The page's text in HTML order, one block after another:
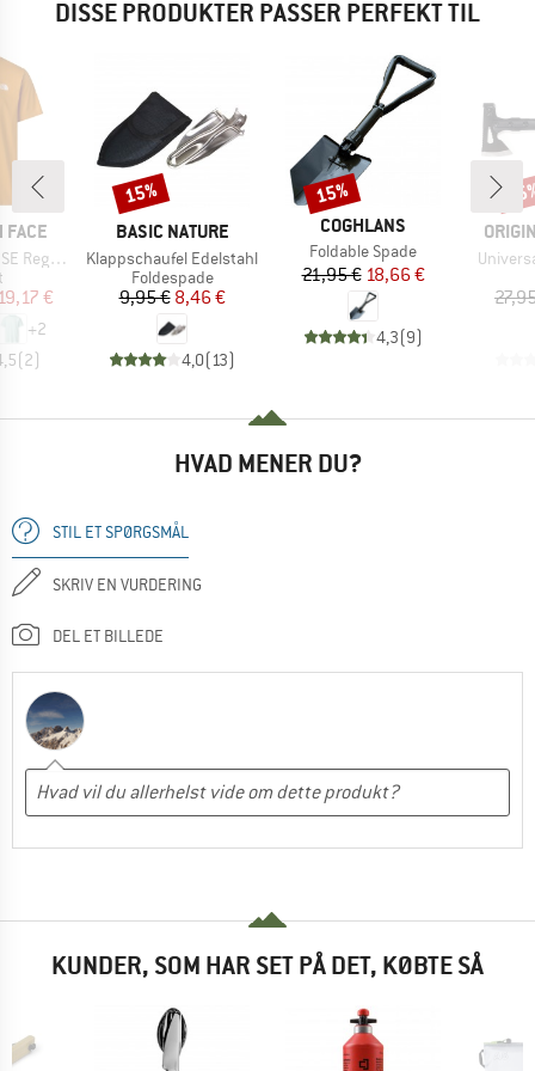
DISSE PRODUKTER PASSER PERFEKT TIL
FACE
Sleeve
pris
€
+2
(2)
MÆRKE
BASIC NATURE
Artikel
Klappschaufel Edelstahl
Produktgruppe
Foldespade
Pris
9,95 €Nedsat pris
8,46 €
4,0(13)
Rabat
15%
MÆRKE
COGHLANS
Artikel
Foldable Spade
Pris
21,95 €Nedsat pris
18,66 €
4,3(9)
Rabat
15%
Artikel
HVAD MENER DU?
STIL ET SPØRGSMÅL
SKRIV EN VURDERING
DEL ET BILLEDE
KUNDER, SOM HAR SET PÅ DET, KØBTE SÅ